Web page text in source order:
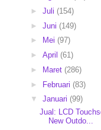
► Juli (154)
► Juni (149)
►
Mei (97)
► April (61)
►
Maret (286)
► Februari (83)
▼ Januari (99)
Jual: LCD
New Outdo...